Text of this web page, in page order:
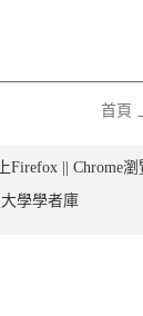
首頁
Firefox || Chrome瀏
學學者庫